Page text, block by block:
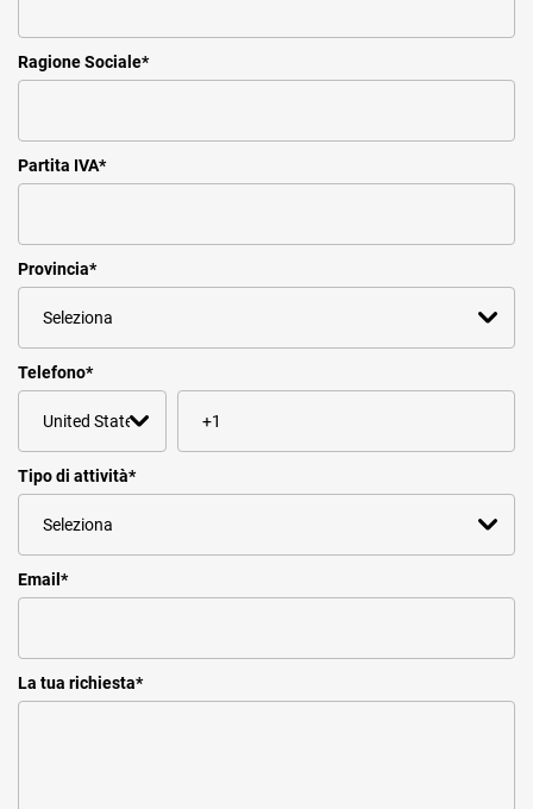
Ragione Sociale*
Partita IVA*
Provincia*
Telefono*
Tipo di attività*
Email *
La tua richiesta*